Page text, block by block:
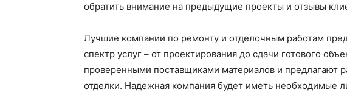
обратить внимание на предыдущие проекты и отзывы
Лучшие компании по ремонту и отделочным работам
спектр услуг – от проектирования до сдачи готового
проверенными поставщиками материалов и предлагают
отделки. Надежная компания будет иметь необходимые